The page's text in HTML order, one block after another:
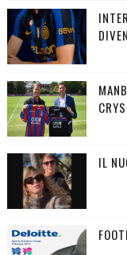
IL